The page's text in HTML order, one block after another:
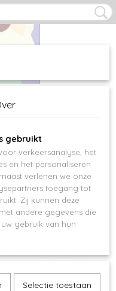
gebruikt
verkeersanalyse, het
en het personaliseren
verlenen we onze
toegang tot
Zij kunnen deze
andere gegevens die
gebruik van hun
Selectie toestaan